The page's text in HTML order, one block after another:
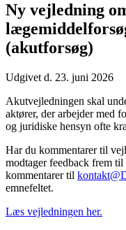
Ny vejledning
(akutforsøg)
Udgivet d. 23. juni 2026
Akutvejledningen skal
aktører, der arbejder med
og juridiske hensyn ofte
Har du kommentarer til
modtager feedback frem
kommentarer til
emnefeltet.
Læs vejledningen her.